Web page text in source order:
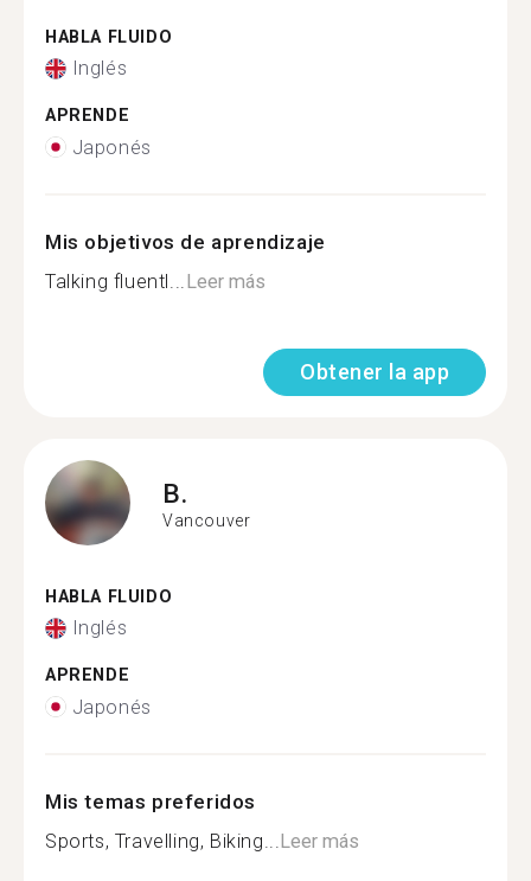
HABLA FLUIDO
Inglés
APRENDE
Japonés
Mis objetivos de aprendizaje
Talking fluentl... Leer más
Obtener la app
B.
Vancouver
HABLA FLUIDO
Inglés
APRENDE
Japonés
Mis temas preferidos
Sports, Travelling, Biking... Leer más